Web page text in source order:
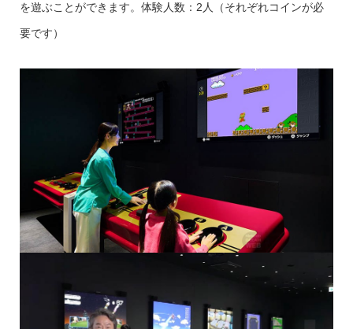
を遊ぶことができます。体験人数：2人（それぞれコインが必
要です）